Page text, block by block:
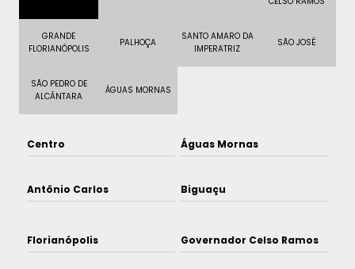
GRANDE
FLORIANÓPOLIS
PALHOÇA
SANTO AMARO DA
IMPERATRIZ
SÃO JOSÉ
SÃO PEDRO DE
ALCÂNTARA
ÁGUAS MORNAS
Centro Águas Mornas
Antônio Carlos Biguaçu
Florianópolis Governador Celso Ramos